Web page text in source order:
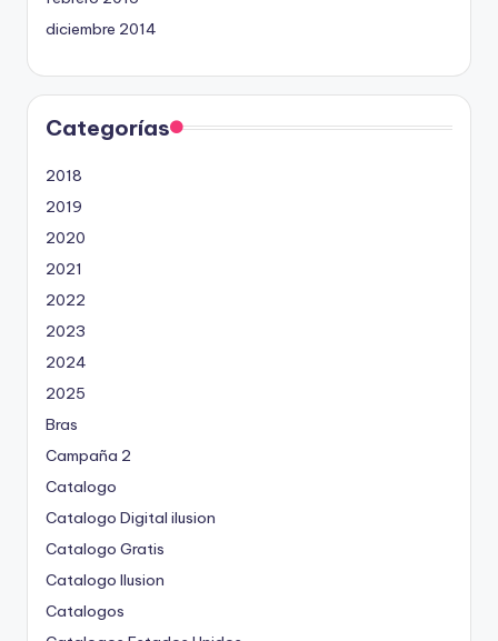
diciembre 2014
Categorías
2018
2019
2020
2021
2022
2023
2024
2025
Bras
Campaña 2
Catalogo
Catalogo Digital ilusion
Catalogo Gratis
Catalogo Ilusion
Catalogos